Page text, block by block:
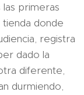
primeras
donde
registra
dado la
diferente,
durmiendo,